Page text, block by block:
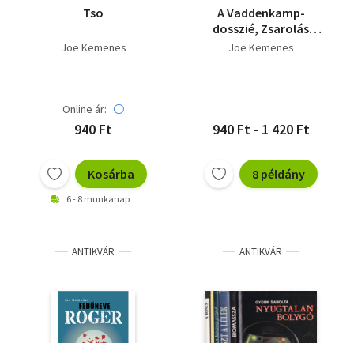
Tso
Joe Kemenes
Online ár:
940 Ft
Kosárba
6 - 8 munkanap
A Vaddenkamp-
dosszié, Zsarolás
Conardoban
Joe Kemenes
940 Ft - 1 420 Ft
8 példány
ANTIKVÁR ANTIKVÁR